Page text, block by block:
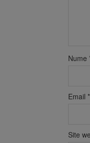
Nume
Email *
Site